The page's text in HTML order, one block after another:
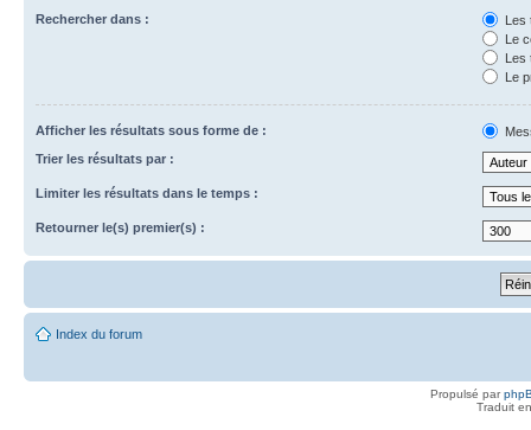
Rechercher dans :
Les
Le
Les
Le
Afficher les résultats sous forme de :
Trier les résultats par :
Limiter les résultats dans le temps :
Retourner le(s) premier(s) :
Index du forum
Propulsé par
Traduit